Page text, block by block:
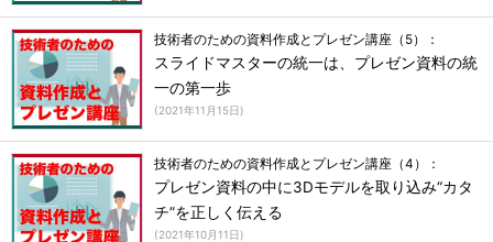
技術者のための資料作成とプレゼン講座（5）：
スライドマスターの統一は、プレゼン資料の統
一の第一歩
(2021年11月15日)
技術者のための資料作成とプレゼン講座（4）：
プレゼン資料の中に3Dモデルを取り込み“カタ
チ”を正しく伝える
(2021年10月11日)